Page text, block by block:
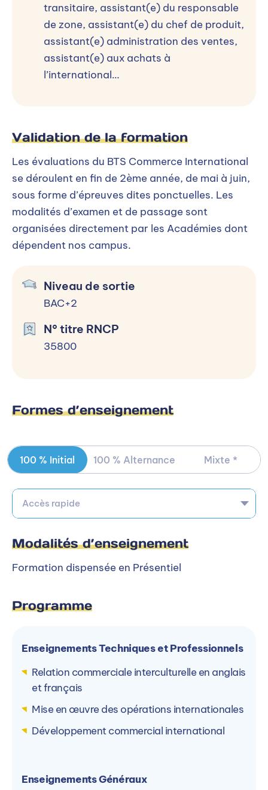
transitaire, assistant(e) du responsable
de zone, assistant(e) du chef de produit,
assistant(e) administration des ventes,
assistant(e) aux achats à
l’international…
Validation de la formation
Les évaluations du BTS Commerce International
se déroulent en fin de 2ème année, de mai à juin,
sous forme d’épreuves dites ponctuelles. Les
modalités d’examen et de passage sont
organisées directement par les Académies dont
dépendent nos campus.
Niveau de sortie
BAC+2
N° titre RNCP
35800
Formes d’enseignement
100 % Initial 100 % Alternance Mixte *
Accès rapide
Modalités d’enseignement
Formation dispensée en Présentiel
Programme
Enseignements Techniques et Professionnels
Relation commerciale interculturelle en anglais
et français
Mise en œuvre des opérations internationales
Développement commercial international
Enseignements Généraux
Terminale-Bac
Terminale-Bac
Inscription :Dès que possible jusqu'à fin
Déroulement de l’admission
Etude du dossier de candidature complet
Tests en ligne niveau BAC en culture
générale, français, anglais et logique
Entretien individuel de motivation Réponse
sous 48h à l’issue de l’entretien
Contacter par téléphone
Accéder à la formation sur le site de
ESUP - Ecole Supérieure de
Commerce et de Management
Autres campus ESUP - Ecole
Supérieure de Commerce et de
Management
La formation est dispensée en alternance sur 2